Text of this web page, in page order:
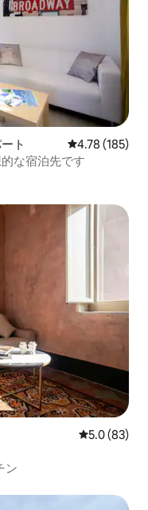
ト レビュー185
4.78 (185)
な宿泊先です
レビュー83
5.0 (83)
ン